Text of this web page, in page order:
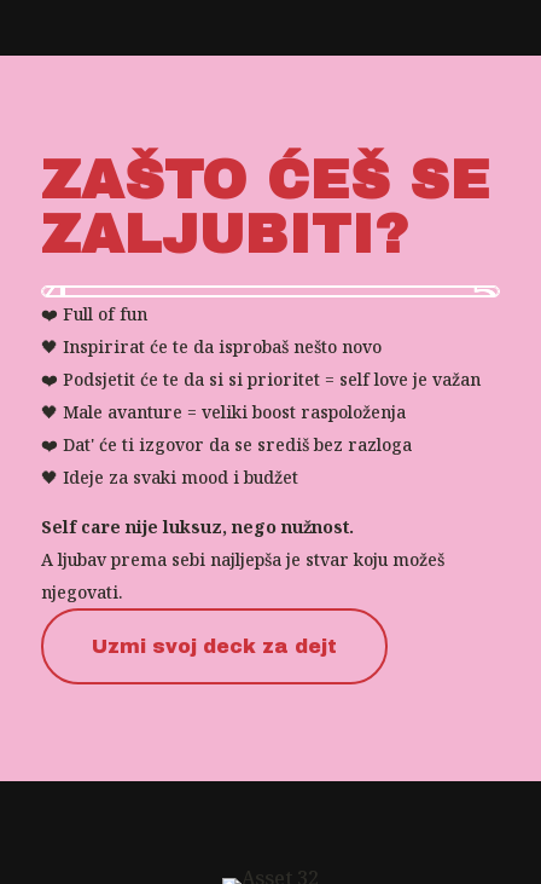
ZAŠTO ĆEŠ SE
ZALJUBITI?
❤️ Full of fun
🖤 Inspirirat će te da isprobaš nešto novo
❤️ Podsjetit će te da si si prioritet = self love je važan
🖤 Male avanture = veliki boost raspoloženja
❤️ Dat' će ti izgovor da se središ bez razloga
🖤 Ideje za svaki mood i budžet
Self care nije luksuz, nego nužnost.
A ljubav prema sebi najljepša je stvar koju možeš
njegovati.
Uzmi svoj deck za dejt